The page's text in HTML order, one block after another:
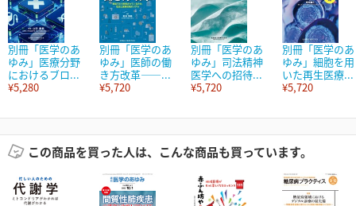
別冊「医学のあ
ゆみ」医療分野
におけるブロ...
¥5,280
別冊「医学のあ
ゆみ」医師の働
き方改革――...
¥5,720
別冊「医学のあ
ゆみ」司法精神
医学への招待...
¥5,720
別冊「医学のあ
ゆみ」細胞を用
いた再生医療...
¥5,720
この商品を買った人は、こんな商品も買っています。